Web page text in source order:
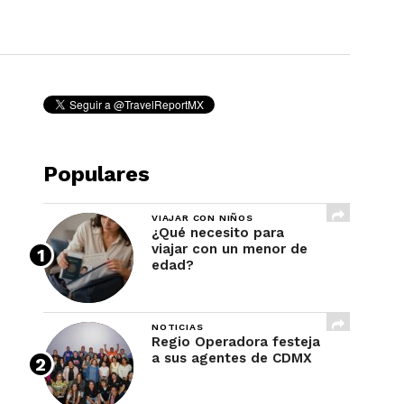
Populares
VIAJAR CON NIÑOS
¿Qué necesito para
viajar con un menor de
edad?
NOTICIAS
Regio Operadora festeja
a sus agentes de CDMX